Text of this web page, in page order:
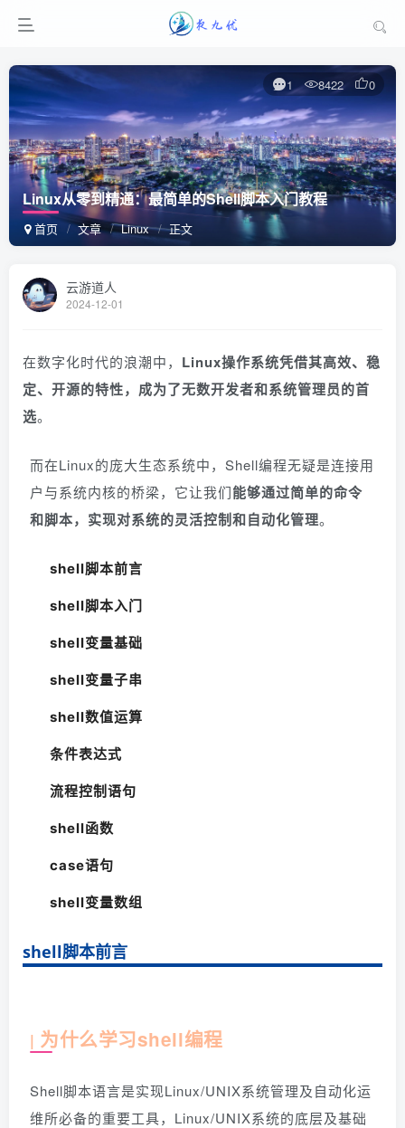
Linux从零到精通：最简单的Shell脚本入门教程
首页 文章 Linux 正文
1 8422 0
云游道人
2024-12-01
在数字化时代的浪潮中， Linux操作系统凭借其高效、稳
定、开源的特性，成为了无数开发者和系统管理员的首
选。
而在Linux的庞大生态系统中，Shell编程无疑是连接用
户与系统内核的桥梁，它让我们能够通过简单的命令
和脚本，实现对系统的灵活控制和自动化管理。
shell脚本前言
shell脚本入门
shell变量基础
shell变量子串
shell数值运算
条件表达式
流程控制语句
shell函数
case语句
shell变量数组
shell脚本前言
| 为什么学习shell编程
Shell脚本语言是实现Linux/UNIX系统管理及自动化运
维所必备的重要工具，Linux/UNIX系统的底层及基础